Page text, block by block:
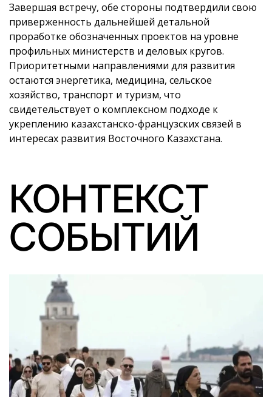
Завершая встречу, обе стороны подтвердили свою
приверженность дальнейшей детальной
проработке обозначенных проектов на уровне
профильных министерств и деловых кругов.
Приоритетными направлениями для развития
остаются энергетика, медицина, сельское
хозяйство, транспорт и туризм, что
свидетельствует о комплексном подходе к
укреплению казахстанско-французских связей в
интересах развития Восточного Казахстана.
КОНТЕКСТ
СОБЫТИЙ